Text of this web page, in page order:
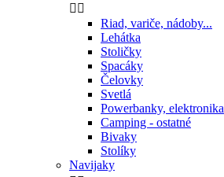
 
Riad, variče, nádoby...
Lehátka
Stoličky
Spacáky
Čelovky
Svetlá
Powerbanky, elektronika
Camping - ostatné
Bivaky
Stolíky
Navijaky